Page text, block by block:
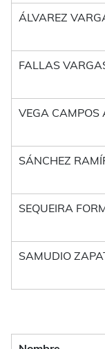
ÁLVAREZ
FALLAS
VEGA CAMPOS
SÁNCHEZ
SEQUEIRA
SAMUDIO